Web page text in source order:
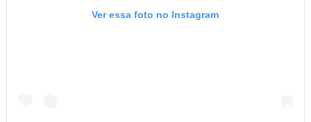
Ver essa foto no Instagram